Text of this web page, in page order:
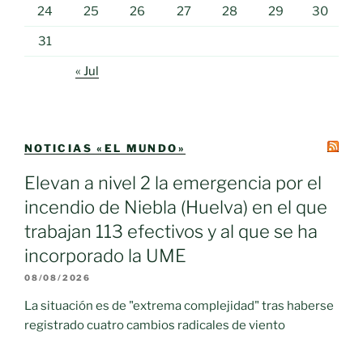
24 25 26 27 28 29 30
31
« Jul
NOTICIAS «EL MUNDO»
Elevan a nivel 2 la emergencia por el
incendio de Niebla (Huelva) en el que
trabajan 113 efectivos y al que se ha
incorporado la UME
08/08/2026
La situación es de "extrema complejidad" tras haberse
registrado cuatro cambios radicales de viento